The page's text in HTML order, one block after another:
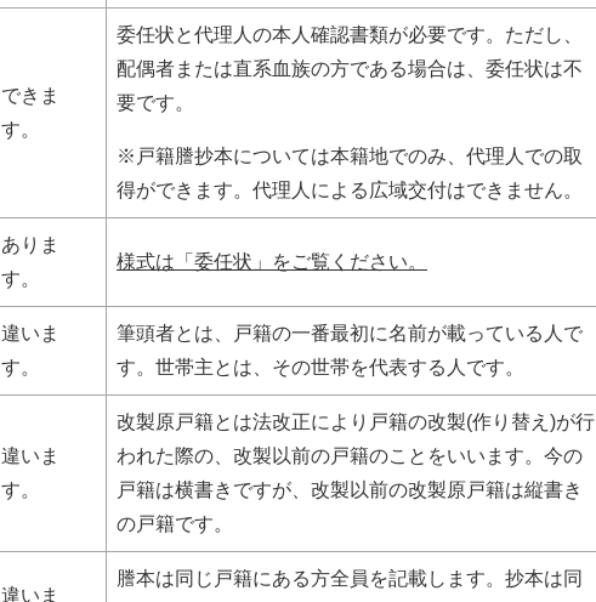
できま
す。
委任状と代理人の本人確認書類が必要です。ただし、
配偶者または直系血族の方である場合は、委任状は不
要です。
※戸籍謄抄本については本籍地でのみ、代理人での取
得ができます。代理人による広域交付はできません。
ありま
す。
様式は「委任状」をご覧ください。
違いま
す。
筆頭者とは、戸籍の一番最初に名前が載っている人で
す。世帯主とは、その世帯を代表する人です。
違いま
す。
改製原戸籍とは法改正により戸籍の改製(作り替え)が行
われた際の、改製以前の戸籍のことをいいます。今の
戸籍は横書きですが、改製以前の改製原戸籍は縦書き
の戸籍です。
違いま
謄本は同じ戸籍にある方全員を記載します。抄本は同